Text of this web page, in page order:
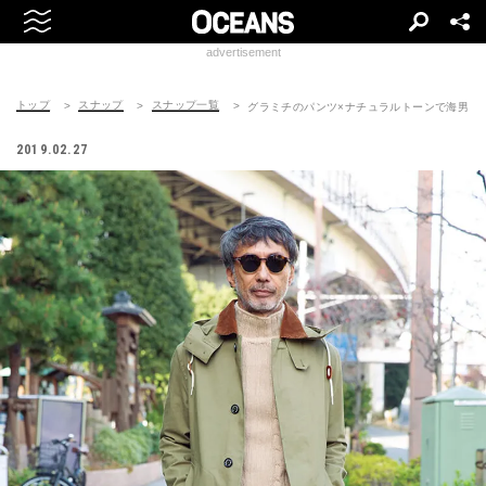
advertisement
トップ スナップ スナップ一覧 グラミチのパンツ×ナチュラルトーンで海男ら
2019.02.27